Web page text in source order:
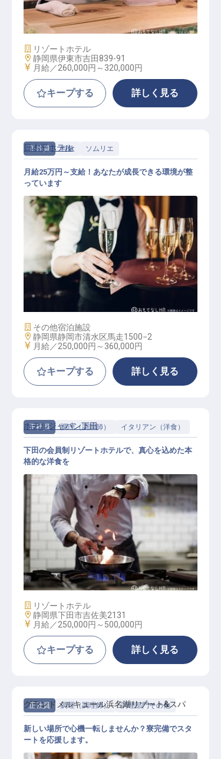
施設業態
リゾートホテル
勤務地
静岡県伊東市吉田839-91
給与
月給／260,000円～ 320,000円
キープする 詳しく見る
正社員 料飲 ソムリエ
日本平ホテル
月給25万円～支給！あなたが成長できる環境が整
っています
施設業態
その他宿泊施設
勤務地
静岡県静岡市清水区馬走1500−2
給与
月給／250,000円～ 360,000円
キープする 詳しく見る
正社員 調理（調理師） イタリアン（洋食）
洋食調理
ホテルジャパン下田
下田の会員制リゾートホテルで、真心を込めた本
格的な洋食を
施設業態
リゾートホテル
勤務地
静岡県下田市吉佐美2131
給与
月給／250,000円～ 500,000円
キープする 詳しく見る
正社員 調理（調理師） 調理部門その他
グランドメルキュール浜名湖リゾート&スパ
新しい場所で心機一転しませんか？寮完備でスタ
ートを応援します。